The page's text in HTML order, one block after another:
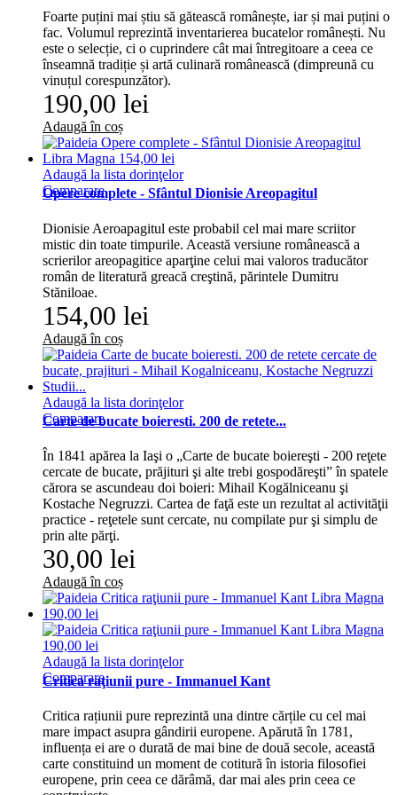
Foarte puțini mai știu să gătească românește, iar și mai puțini o
fac. Volumul reprezintă inventarierea bucatelor românești. Nu
este o selecție, ci o cuprindere cât mai întregitoare a ceea ce
înseamnă tradiție și artă culinară românească (dimpreună cu
vinuțul corespunzător).
190,00 lei
Adaugă în coș
Adaugă la lista dorinţelor
Comparare
Opere complete - Sfântul Dionisie Areopagitul
Dionisie Aeroapagitul este probabil cel mai mare scriitor
mistic din toate timpurile. Această versiune românească a
scrierilor areopagitice aparţine celui mai valoros traducător
român de literatură greacă creştină, părintele Dumitru
Stăniloae.
154,00 lei
Adaugă în coș
Adaugă la lista dorinţelor
Comparare
Carte de bucate boieresti. 200 de retete...
În 1841 apărea la Iaşi o „Carte de bucate boiereşti - 200 reţete
cercate de bucate, prăjituri şi alte trebi gospodăreşti” în spatele
cărora se ascundeau doi boieri: Mihail Kogălniceanu şi
Kostache Negruzzi. Cartea de faţă este un rezultat al activităţii
practice - reţetele sunt cercate, nu compilate pur şi simplu de
prin alte părţi.
30,00 lei
Adaugă în coș
Adaugă la lista dorinţelor
Comparare
Critica raţiunii pure - Immanuel Kant
Critica rațiunii pure reprezintă una dintre cărțile cu cel mai
mare impact asupra gândirii europene. Apărută în 1781,
influența ei are o durată de mai bine de două secole, această
carte constituind un moment de cotitură în istoria filosofiei
europene, prin ceea ce dărâmă, dar mai ales prin ceea ce